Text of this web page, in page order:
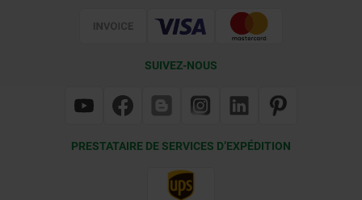
SUIVEZ-NOUS
PRESTATAIRE DE SERVICES D’EXPÉDITION